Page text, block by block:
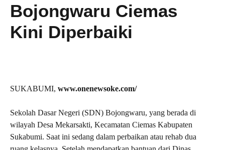
Bojongwaru Ciemas
Kini Diperbaiki
SUKABUMI, www.onenewsoke.com/
Sekolah Dasar Negeri (SDN) Bojongwaru, yang berada di
wilayah Desa Mekarsakti, Kecamatan Ciemas Kabupaten
Sukabumi. Saat ini sedang dalam perbaikan atau rehab dua